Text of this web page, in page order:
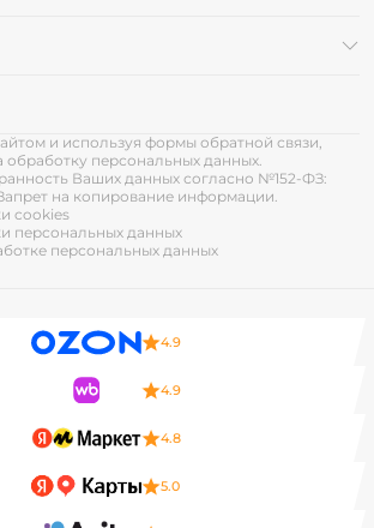
и используя формы обратной связи,
обработку персональных данных.
Ваших данных согласно №152-ФЗ:
на копирование информации.
cookies
персональных данных
персональных данных
4.9
4.9
4.8
5.0